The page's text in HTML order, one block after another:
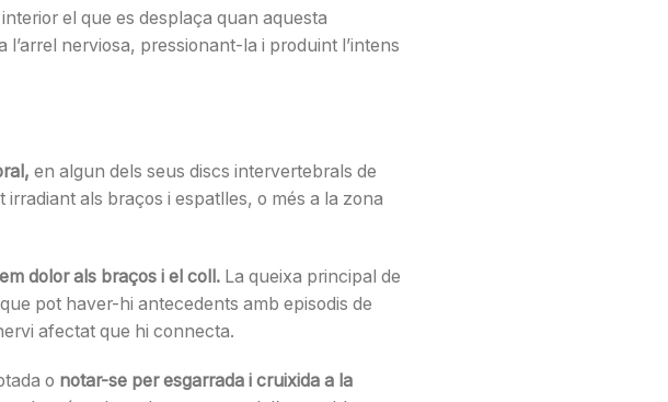
el que es desplaça quan aquesta
nerviosa, pressionant-la i produint l’intens
en algun dels seus discs intervertebrals de
als braços i espatlles, o més a la zona
dolor als braços i el coll. La queixa principal de
pot haver-hi antecedents amb episodis de
afectat que hi connecta.
o notar-se per esgarrada i cruixida a la